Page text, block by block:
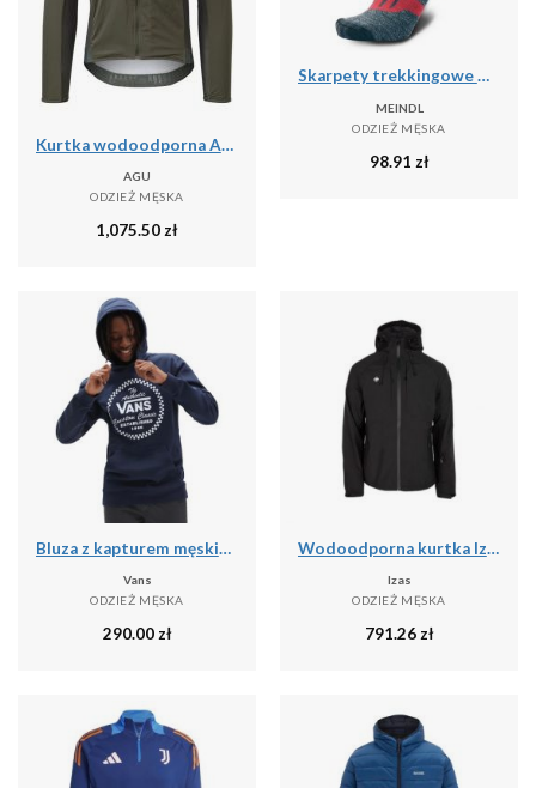
Kurtka wodoodporna Agu Polartec Alpha Performance
AGU
ODZIEŻ MĘSKA
1,075.50zł
Skarpety trekkingowe męskie Meindl MT6 Lady z wełną Merino
MEINDL
ODZIEŻ MĘSKA
98.91 zł
Bluza z kapturem męskie Vans Athletic
Vans
ODZIEŻ MĘSKA
290.00zł
Wodoodporna kurtka Izas Neo
Izas
ODZIEŻ MĘSKA
791.26zł